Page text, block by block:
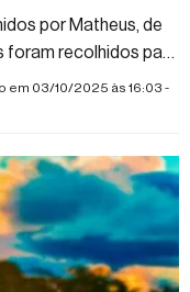
por Matheus, de
foram recolhidos para
em 03/10/2025 às 16:03 -